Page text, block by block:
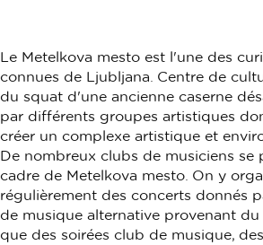
Le Metelkova mesto est l'une des
connues de Ljubljana. Centre de
du squat d'une ancienne caserne
par différents groupes artistiques
créer un complexe artistique et
De nombreux clubs de musiciens se
cadre de Metelkova mesto. On y
régulièrement des concerts donnés
de musique alternative provenant du
que des soirées club de musique,